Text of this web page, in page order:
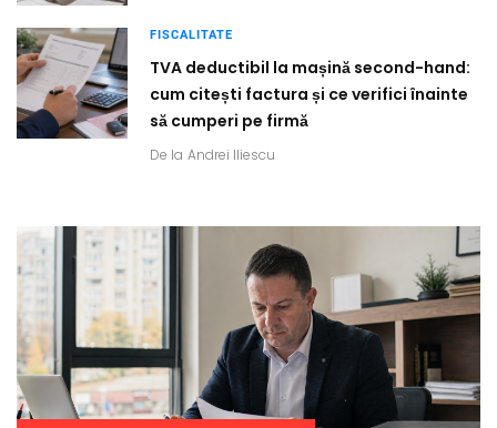
FISCALITATE
TVA deductibil la mașină second-hand:
cum citești factura și ce verifici înainte
să cumperi pe firmă
De la Andrei Iliescu